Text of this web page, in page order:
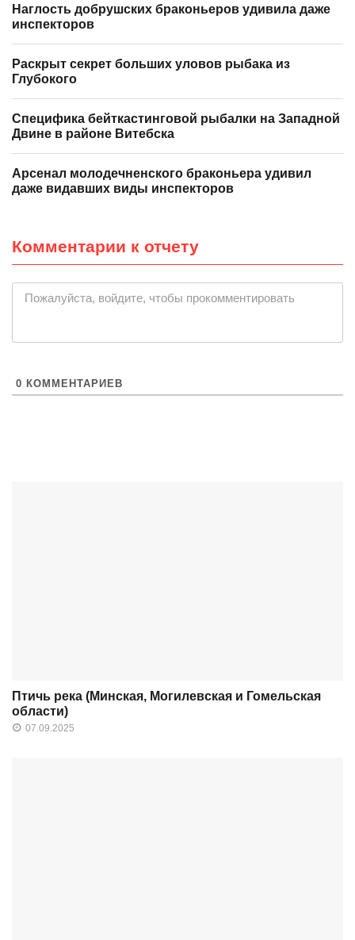
Наглость добрушских браконьеров удивила даже
инспекторов
Раскрыт секрет больших уловов рыбака из
Глубокого
Специфика бейткастинговой рыбалки на Западной
Двине в районе Витебска
Арсенал молодечненского браконьера удивил
даже видавших виды инспекторов
Комментарии к отчету
Пожалуйста, войдите, чтобы прокомментировать
0 КОММЕНТАРИЕВ
Птичь река (Минская, Могилевская и Гомельская
области)
07.09.2025